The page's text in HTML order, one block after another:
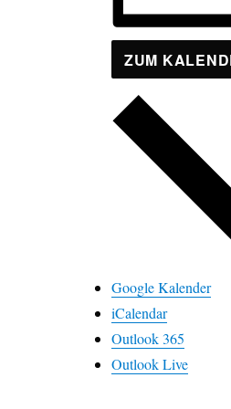
ZUM
Google Kalender
iCalendar
Outlook 365
Outlook Live